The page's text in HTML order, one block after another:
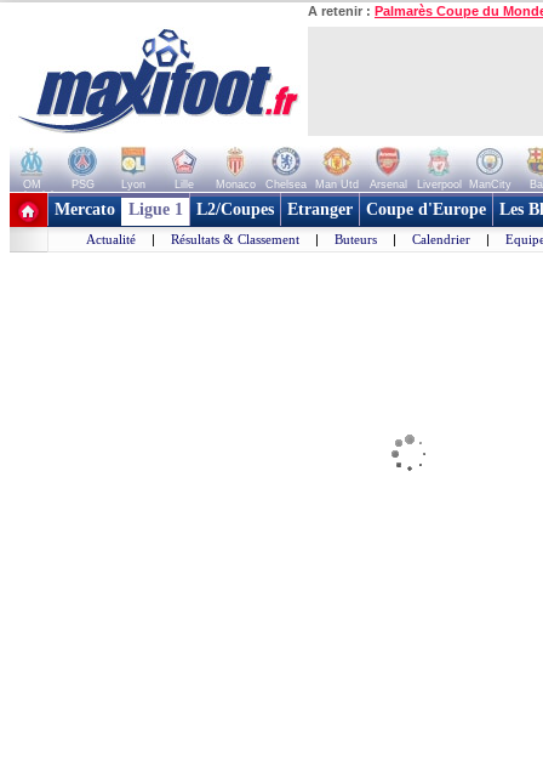
A retenir : Palmarès Coupe du
OM PSG Lyon Lille Monaco Chelsea Man Utd Arsenal Liverpool ManCity
+ de clubs
Mercato Ligue 1 L2/Coupes Etranger Coupe d'Europe Les
Actualité | Résultats & Classement | Buteurs | Calendrier |